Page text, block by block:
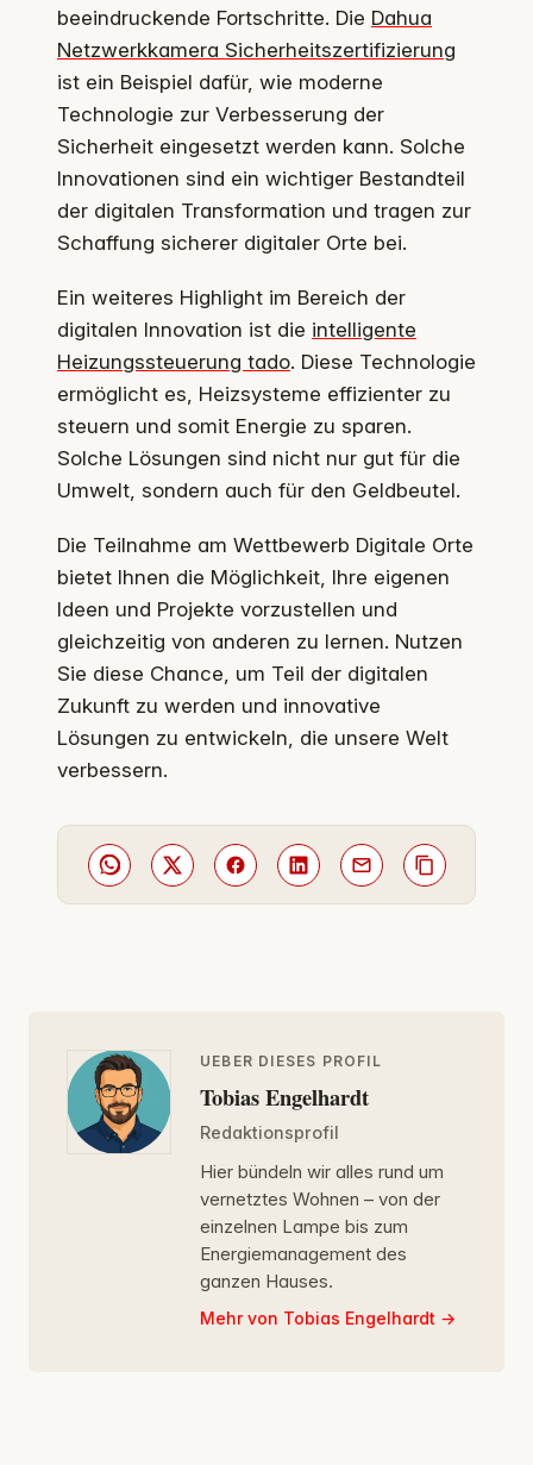
beeindruckende Fortschritte. Die Dahua
Netzwerkkamera Sicherheitszertifizierung
ist ein Beispiel dafür, wie moderne
Technologie zur Verbesserung der
Sicherheit eingesetzt werden kann. Solche
Innovationen sind ein wichtiger Bestandteil
der digitalen Transformation und tragen zur
Schaffung sicherer digitaler Orte bei.
Ein weiteres Highlight im Bereich der
digitalen Innovation ist die intelligente
Heizungssteuerung tado. Diese Technologie
ermöglicht es, Heizsysteme effizienter zu
steuern und somit Energie zu sparen.
Solche Lösungen sind nicht nur gut für die
Umwelt, sondern auch für den Geldbeutel.
Die Teilnahme am Wettbewerb Digitale Orte
bietet Ihnen die Möglichkeit, Ihre eigenen
Ideen und Projekte vorzustellen und
gleichzeitig von anderen zu lernen. Nutzen
Sie diese Chance, um Teil der digitalen
Zukunft zu werden und innovative
Lösungen zu entwickeln, die unsere Welt
verbessern.
UEBER DIESES PROFIL
Tobias Engelhardt
Redaktionsprofil
Hier bündeln wir alles rund um
vernetztes Wohnen – von der
einzelnen Lampe bis zum
Energiemanagement des
ganzen Hauses.
Mehr von Tobias Engelhardt